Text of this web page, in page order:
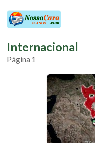
Internacional
Página 1